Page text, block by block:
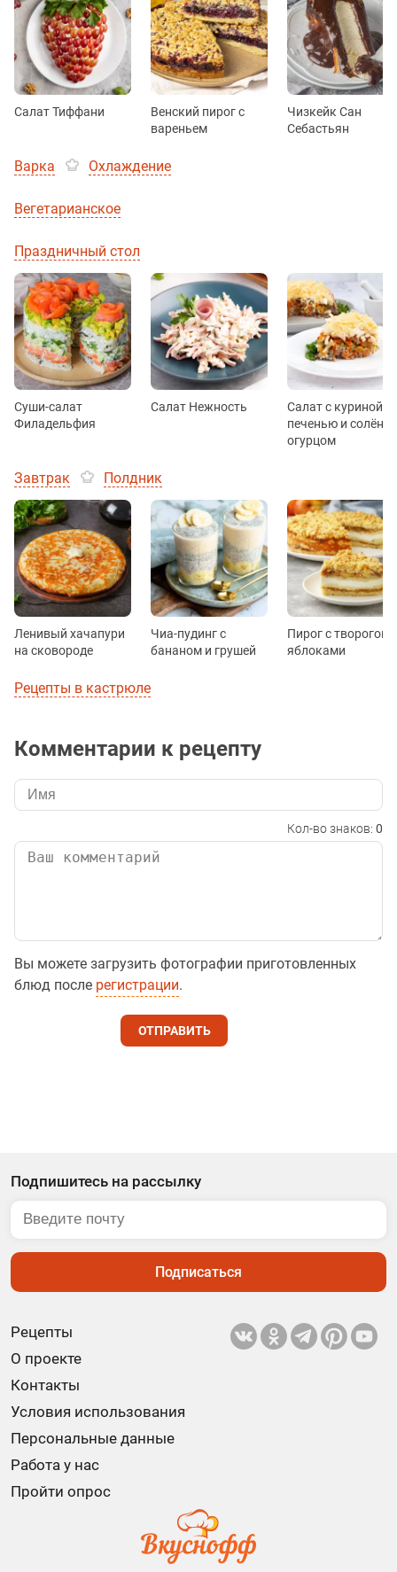
Салат Тиффани
Венский пирог с
вареньем
Чизкейк Сан
Себастьян
Варка Охлаждение
Вегетарианское
Праздничный стол
Суши-салат
Филадельфия
Салат Нежность
Салат с куриной
печенью и
огурцом
Завтрак Полдник
Ленивый хачапури
на сковороде
Чиа-пудинг с
бананом и грушей
Пирог с творогом
яблоками
Рецепты в кастрюле
Комментарии к рецепту
Кол-во знаков: 0
Вы можете загрузить фотографии приготовленных
блюд после регистрации.
ОТПРАВИТЬ
Рецепты
О проекте
Контакты
Условия использования
Персональные данные
Работа у нас
Пройти опрос
Подпишитесь на рассылку
Подписаться